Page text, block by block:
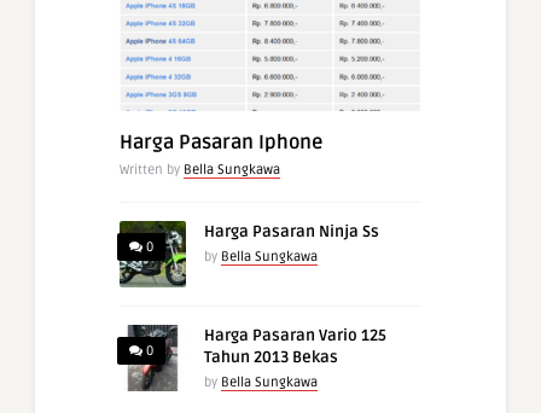
Harga Pasaran Iphone
Written by Bella Sungkawa
0
Harga Pasaran Ninja Ss
by Bella Sungkawa
0
Harga Pasaran Vario 125
Tahun 2013 Bekas
by Bella Sungkawa